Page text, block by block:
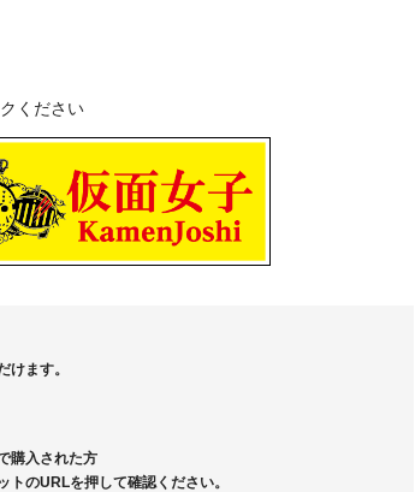
ください
けます。
購入された方
トのURLを押して確認ください。